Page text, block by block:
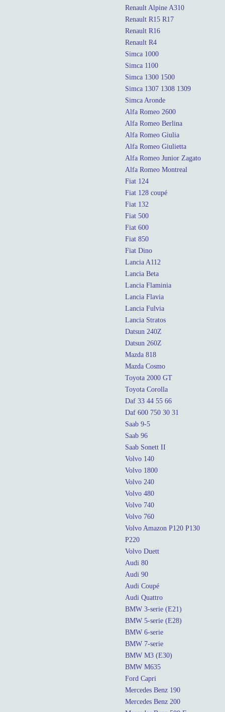
Renault Alpine A310
Renault R15 R17
Renault R16
Renault R4
Simca 1000
Simca 1100
Simca 1300 1500
Simca 1307 1308 1309
Simca Aronde
Alfa Romeo 2600
Alfa Romeo Berlina
Alfa Romeo Giulia
Alfa Romeo Giulietta
Alfa Romeo Junior Zagato
Alfa Romeo Montreal
Fiat 124
Fiat 128 coupé
Fiat 132
Fiat 500
Fiat 600
Fiat 850
Fiat Dino
Lancia A112
Lancia Beta
Lancia Flaminia
Lancia Flavia
Lancia Fulvia
Lancia Stratos
Datsun 240Z
Datsun 260Z
Mazda 818
Mazda Cosmo
Toyota 2000 GT
Toyota Corolla
Daf 33 44 55 66
Daf 600 750 30 31
Saab 9-5
Saab 96
Saab Sonett II
Volvo 140
Volvo 1800
Volvo 240
Volvo 480
Volvo 740
Volvo 760
Volvo Amazon P120 P130
P220
Volvo Duett
Audi 80
Audi 90
Audi Coupé
Audi Quattro
BMW 3-serie (E21)
BMW 5-serie (E28)
BMW 6-serie
BMW 7-serie
BMW M3 (E30)
BMW M635
Ford Capri
Mercedes Benz 190
Mercedes Benz 200